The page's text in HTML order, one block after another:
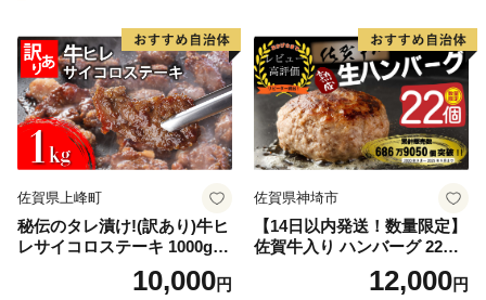
佐賀県上峰町
秘伝のタレ漬け!(訳あり)牛ヒ
レサイコロステーキ 1000g
10,000円
佐賀県神埼市
【14日以内発送！数量限定】
佐賀牛入り ハンバーグ 22個
2.6kg(120g×22個)【佐賀牛
黒毛和牛 ブランド牛 九州 ハ
12,000円